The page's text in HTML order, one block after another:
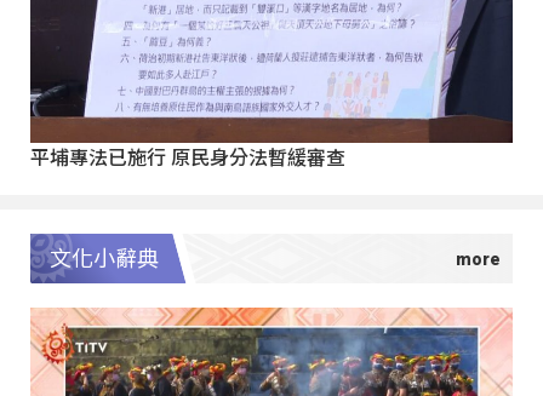
平埔專法已施行 原民身分法暫緩審查
文化小辭典